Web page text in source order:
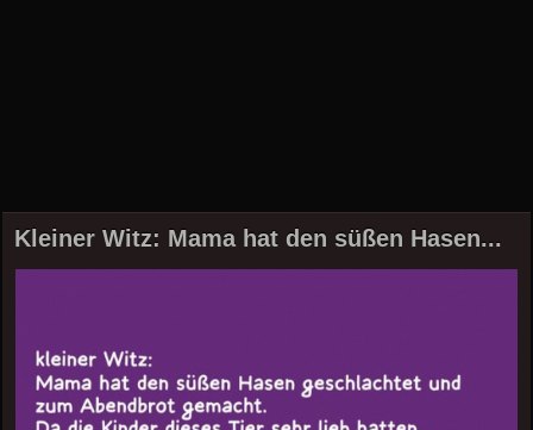
Kleiner Witz: Mama hat den süßen Hasen...